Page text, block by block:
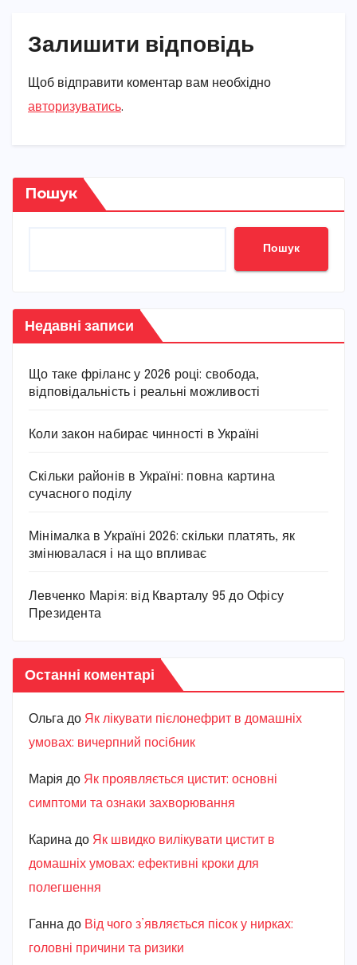
Залишити відповідь
Щоб відправити коментар вам необхідно
авторизуватись.
Пошук
Пошук
Недавні записи
Що таке фріланс у 2026 році: свобода,
відповідальність і реальні можливості
Коли закон набирає чинності в Україні
Скільки районів в Україні: повна картина
сучасного поділу
Мінімалка в Україні 2026: скільки платять, як
змінювалася і на що впливає
Левченко Марія: від Кварталу 95 до Офісу
Президента
Останні коментарі
Ольга до Як лікувати пієлонефрит в домашніх
умовах: вичерпний посібник
Марiя до Як проявляється цистит: основні
симптоми та ознаки захворювання
Карина до Як швидко вилікувати цистит в
домашніх умовах: ефективні кроки для
полегшення
Ганна до Від чого з’являється пісок у нирках:
головні причини та ризики